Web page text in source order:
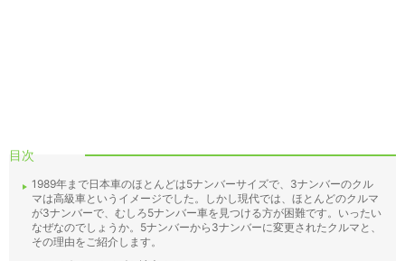
目次
1989年まで日本車のほとんどは5ナンバーサイズで、3ナンバーのクル
マは高級車というイメージでした。しかし現代では、ほとんどのクルマ
が3ナンバーで、むしろ5ナンバー車を見つける方が困難です。いったい
なぜなのでしょうか。5ナンバーから3ナンバーに変更されたクルマと、
その理由をご紹介します。